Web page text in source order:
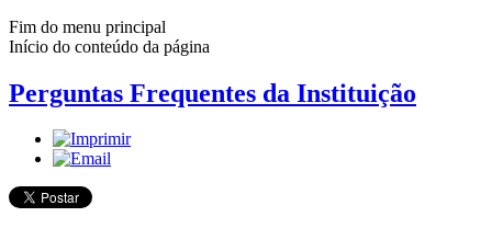
Fim do menu principal
Início do conteúdo da página
Perguntas Frequentes da Instituição